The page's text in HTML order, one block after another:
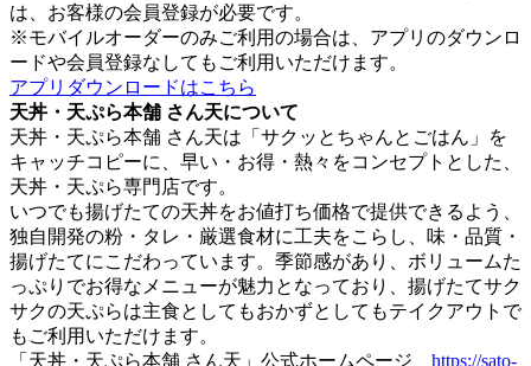
は、お客様の会員登録が必要です。
※モバイルオーダーのみご利用の場合は、アプリのダウンロ
ードや会員登録なしてもご利用いただけます。
アプリダウンロードはこちら
天丼・天ぷら本舗 さん天について
天丼・天ぷら本舗 さん天は「サクッとちゃんとごはん」を
キャッチコピーに、早い・お得・熱々をコンセプトとした、
天丼・天ぷら専門店です。
いつでも揚げたての天丼をお値打ち価格で提供できるよう、
独自開発の粉・タレ・厳選食材に工夫をこらし、味・品質・
揚げたてにこだわっています。季節感があり、ボリュームた
っぷりでお得なメニューが魅力となっており、揚げたてサク
サクの天ぷらは主食としてもおかずとしてもテイクアウトで
もご利用いただけます。
「天丼・天ぷら本舗 さん天」公式ホームページ https://sato-